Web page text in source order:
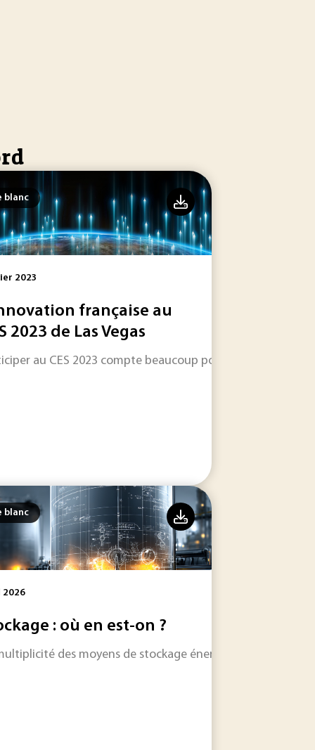
des résultats.
climatique.
blanc
2023
française au
2023 de Las Vegas
au CES 2023 compte beaucoup pour les start-ups
des soins.
technologique.
blanc
2026
: où en est-on ?
des moyens de stockage énergétique se